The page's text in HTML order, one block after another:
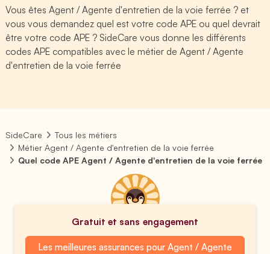
Vous êtes Agent / Agente d'entretien de la voie ferrée ? et
vous vous demandez quel est votre code APE ou quel devrait
être votre code APE ? SideCare vous donne les différents
codes APE compatibles avec le métier de Agent / Agente
d'entretien de la voie ferrée
SideCare
Tous les métiers
Métier Agent / Agente d'entretien de la voie ferrée
Quel code APE Agent / Agente d'entretien de la voie ferrée
Gratuit et sans engagement
Les meilleures assurances pour Agent / Agente